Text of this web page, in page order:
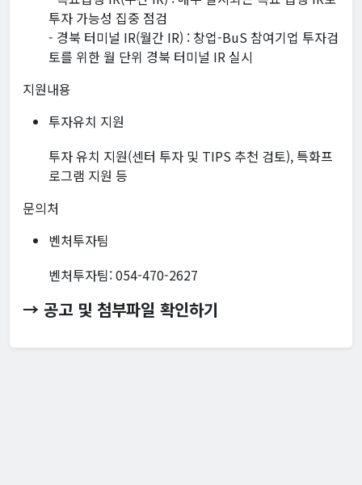
투자 가능성 집중 점검
- 경북 터미널 IR(월간 IR) : 창업-BuS 참여기업 투자검
토를 위한 월 단위 경북 터미널 IR 실시
지원내용
투자유치 지원
투자 유치 지원(센터 투자 및 TIPS 추천 검토), 특화프
로그램 지원 등
문의처
벤처투자팀
벤처투자팀: 054-470-2627
→ 공고 및 첨부파일 확인하기